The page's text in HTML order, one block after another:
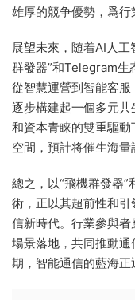
雄厚的競争優勢，爲行
展望未來，随着AI人
群發器”和Telegram生
從智慧運營到智能客
逐步構建起一個多元
和資本青睐的雙重驅
空間，預計将催生海量
總之，以“飛機群發器
術，正以其超前性和
信新時代。行業參與
場景落地，共同推動
期，智能通信的藍海正